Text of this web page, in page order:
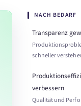
NACH BEDARF
Transparenz
schneller
verbessern
Qualität und